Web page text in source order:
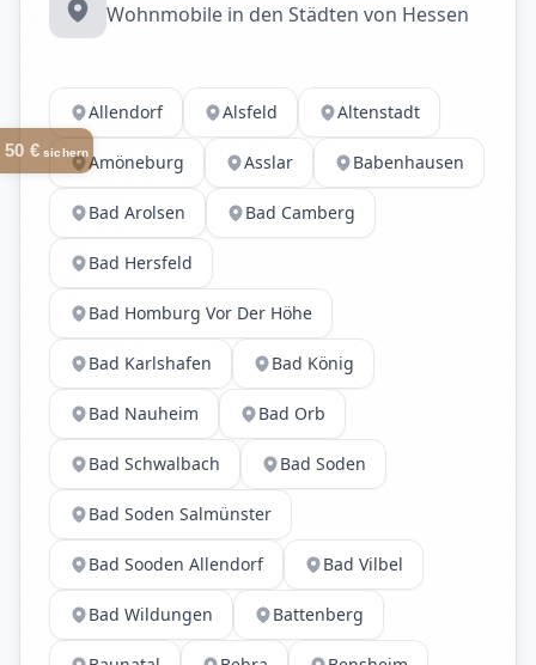
Wohnmobile in den Städten von Hessen
Allendorf Alsfeld Altenstadt
Amöneburg Asslar Babenhausen
Bad Arolsen Bad Camberg
Bad Hersfeld
Bad Homburg Vor Der Höhe
Bad Karlshafen Bad König
Bad Nauheim Bad Orb
Bad Schwalbach Bad Soden
Bad Soden Salmünster
Bad Sooden Allendorf Bad Vilbel
Bad Wildungen Battenberg
50 €sichern